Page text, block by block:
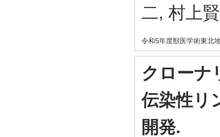
二, 村上
令和5年度獣医学術東北
クローナ
伝染性リ
開発.